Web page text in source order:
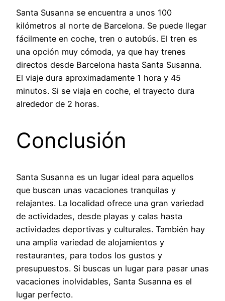
Santa Susanna se encuentra a unos 100
kilómetros al norte de Barcelona. Se puede llegar
fácilmente en coche, tren o autobús. El tren es
una opción muy cómoda, ya que hay trenes
directos desde Barcelona hasta Santa Susanna.
El viaje dura aproximadamente 1 hora y 45
minutos. Si se viaja en coche, el trayecto dura
alrededor de 2 horas.
Conclusión
Santa Susanna es un lugar ideal para aquellos
que buscan unas vacaciones tranquilas y
relajantes. La localidad ofrece una gran variedad
de actividades, desde playas y calas hasta
actividades deportivas y culturales. También hay
una amplia variedad de alojamientos y
restaurantes, para todos los gustos y
presupuestos. Si buscas un lugar para pasar unas
vacaciones inolvidables, Santa Susanna es el
lugar perfecto.